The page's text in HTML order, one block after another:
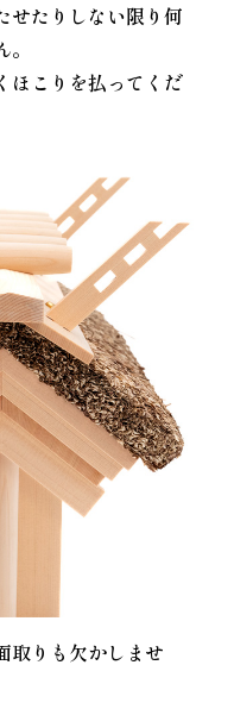
せたりしない限り何
ほこりを払ってくだ
取りも欠かしませ